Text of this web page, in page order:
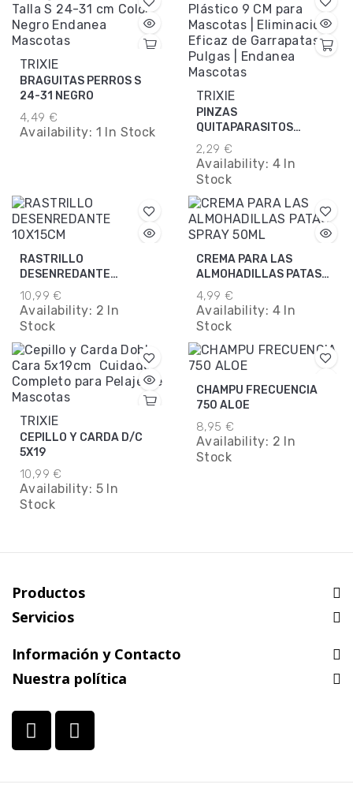
TRIXIE
BRAGUITAS PERROS S
24-31 NEGRO
4,49 €
Availability: 1 In Stock
TRIXIE
PINZAS
QUITAPARASITOS
PLASTICO 9CM
2,29 €
Availability: 4 In
Stock
RASTRILLO
DESENREDANTE
10X15CM
10,99 €
Availability: 2 In
Stock
CREMA PARA LAS
ALMOHADILLAS PATAS
SPRAY 50ML
4,99 €
Availability: 4 In
Stock
TRIXIE
CEPILLO Y CARDA D/C
5X19
10,99 €
Availability: 5 In
Stock
CHAMPU FRECUENCIA
750 ALOE
8,95 €
Availability: 2 In
Stock
Productos
Servicios
Información y Contacto
Nuestra política